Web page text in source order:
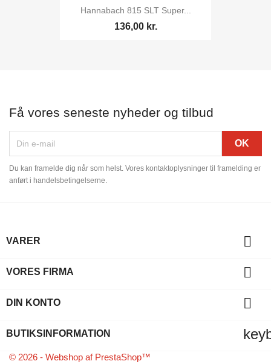
Hannabach 815 SLT Super...
136,00 kr.
Få vores seneste nyheder og tilbud
Du kan framelde dig når som helst. Vores kontaktoplysninger til framelding er
anført i handelsbetingelserne.
VARER 
VORES FIRMA 
DIN KONTO 
BUTIKSINFORMATION
© 2026 - Webshop af PrestaShop™